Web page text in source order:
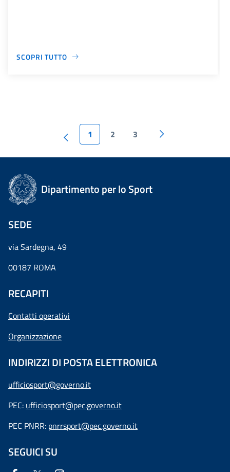
SCOPRI TUTTO
1 2 3
Dipartimento per lo Sport
SEDE
via Sardegna, 49
00187 ROMA
RECAPITI
Contatti operativi
Organizzazione
INDIRIZZI DI POSTA ELETTRONICA
ufficiosport@governo.it
PEC: ufficiosport@pec.governo.it
PEC PNRR: pnrrsport@pec.governo.it
SEGUICI SU